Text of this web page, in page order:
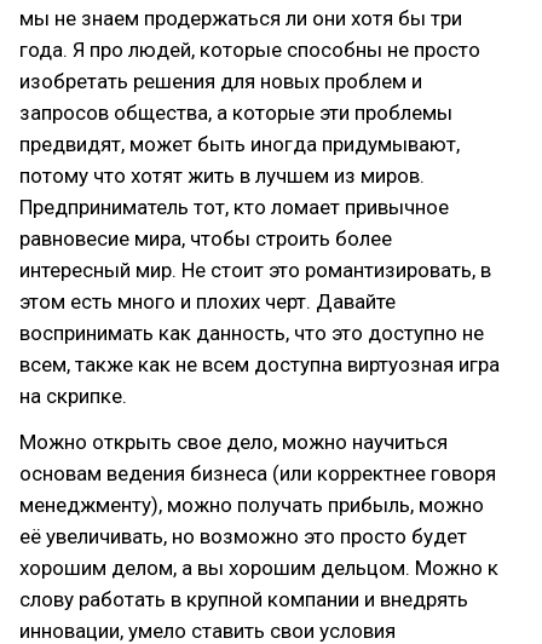
мы не знаем продержаться ли они хотя бы три
года. Я про людей, которые способны не просто
изобретать решения для новых проблем и
запросов общества, а которые эти проблемы
предвидят, может быть иногда придумывают,
потому что хотят жить в лучшем из миров.
Предприниматель тот, кто ломает привычное
равновесие мира, чтобы строить более
интересный мир. Не стоит это романтизировать, в
этом есть много и плохих черт. Давайте
воспринимать как данность, что это доступно не
всем, также как не всем доступна виртуозная игра
на скрипке.
Можно открыть свое дело, можно научиться
основам ведения бизнеса (или корректнее говоря
менеджменту), можно получать прибыль, можно
её увеличивать, но возможно это просто будет
хорошим делом, а вы хорошим дельцом. Можно к
слову работать в крупной компании и внедрять
инновации, умело ставить свои условия